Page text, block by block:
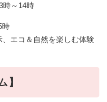
～14時
時
、エコ＆自然を楽しむ体験
】